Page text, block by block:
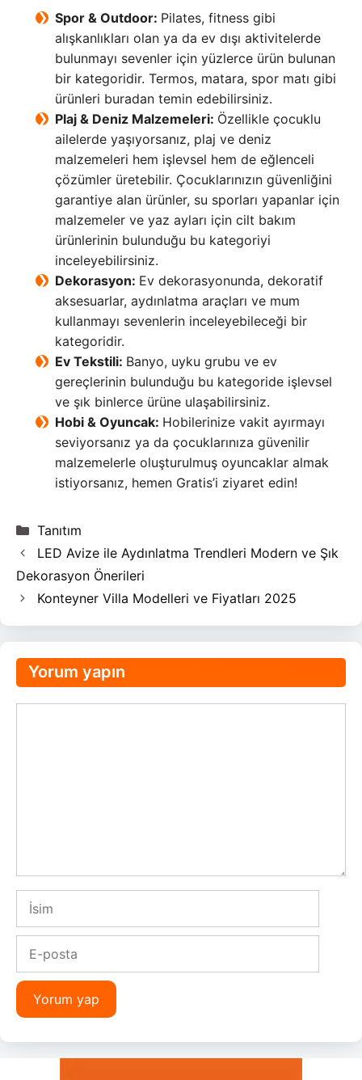
Spor & Outdoor: Pilates, fitness gibi
alışkanlıkları olan ya da ev dışı aktivitelerde
bulunmayı sevenler için yüzlerce ürün bulunan
bir kategoridir. Termos, matara, spor matı gibi
ürünleri buradan temin edebilirsiniz.
Plaj & Deniz Malzemeleri: Özellikle çocuklu
ailelerde yaşıyorsanız, plaj ve deniz
malzemeleri hem işlevsel hem de eğlenceli
çözümler üretebilir. Çocuklarınızın güvenliğini
garantiye alan ürünler, su sporları yapanlar için
malzemeler ve yaz ayları için cilt bakım
ürünlerinin bulunduğu bu kategoriyi
inceleyebilirsiniz.
Dekorasyon: Ev dekorasyonunda, dekoratif
aksesuarlar, aydınlatma araçları ve mum
kullanmayı sevenlerin inceleyebileceği bir
kategoridir.
Ev Tekstili: Banyo, uyku grubu ve ev
gereçlerinin bulunduğu bu kategoride işlevsel
ve şık binlerce ürüne ulaşabilirsiniz.
Hobi & Oyuncak: Hobilerinize vakit ayırmayı
seviyorsanız ya da çocuklarınıza güvenilir
malzemelerle oluşturulmuş oyuncaklar almak
istiyorsanız, hemen Gratis’i ziyaret edin!
Kategoriler
Tanıtım
LED Avize ile Aydınlatma Trendleri Modern ve Şık
Dekorasyon Önerileri
Konteyner Villa Modelleri ve Fiyatları 2025
Yorum yapın
İsim
posta